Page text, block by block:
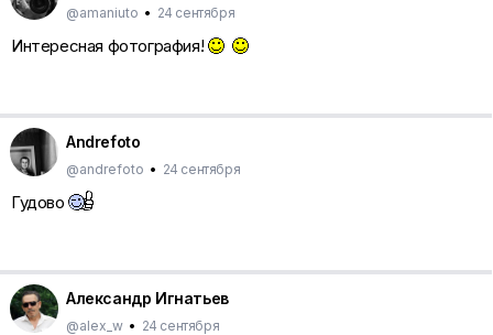
@amaniuto • 24 сентября
Интересная фотография!
Andrefoto
@andrefoto • 24 сентября
Гудово
Александр Игнатьев
@alex_w • 24 сентября